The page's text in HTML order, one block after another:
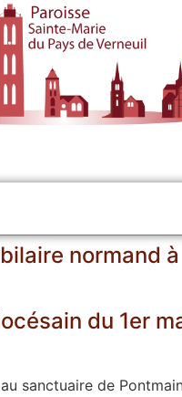
normand à
du 1er
sanctuaire de